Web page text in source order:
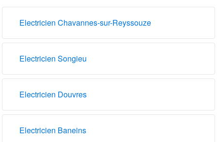
Electricien Chavannes-sur-Reyssouze
Electricien Songieu
Electricien Douvres
Electricien Baneins